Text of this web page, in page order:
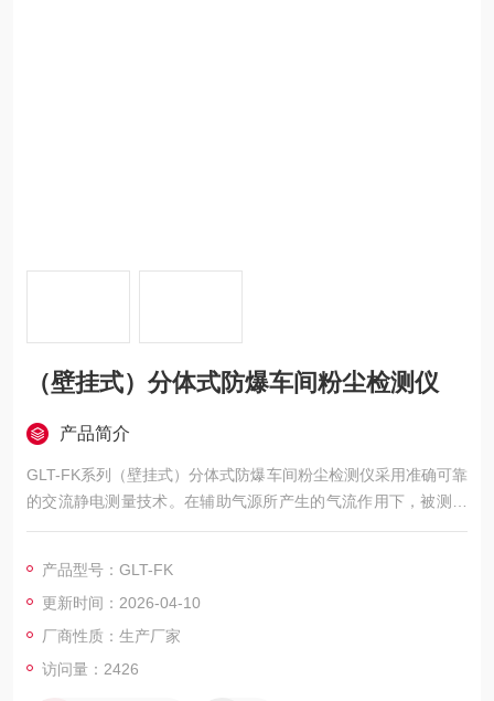
（壁挂式）分体式防爆车间粉尘检测仪
产品简介
GLT-FK系列（壁挂式）分体式防爆车间粉尘检测仪采用准确可靠
的交流静电测量技术。在辅助气源所产生的气流作用下，被测环
境粉尘颗粒从粉尘浓度检测仪入口导入经静电传感器至粉尘浓度
采集并传送至变送器。经变送器过滤、放大，并处理成为一个与
粉尘含量成线性关系的4-20mA标准输出值。
产品型号：GLT-FK
更新时间：2026-04-10
厂商性质：生产厂家
访问量：2426